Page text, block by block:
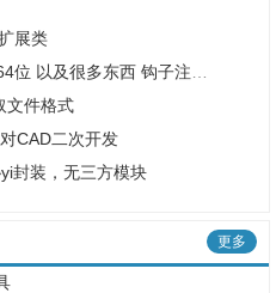
展类
文件格式
CAD二次开发
封装，无三方模块
更多